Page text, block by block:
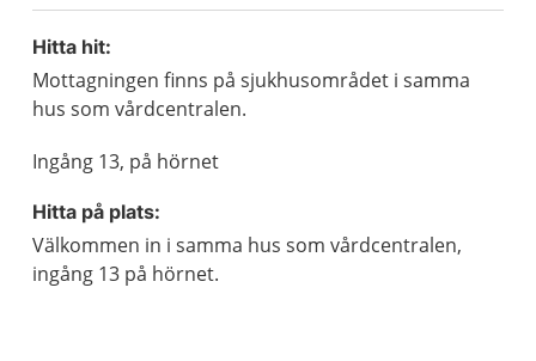
Hitta hit:
Mottagningen finns på sjukhusområdet i samma
hus som vårdcentralen.
Ingång 13, på hörnet
Hitta på plats:
Välkommen in i samma hus som vårdcentralen,
ingång 13 på hörnet.